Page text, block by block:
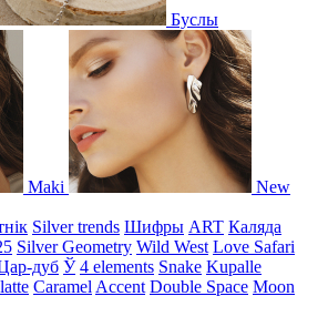
Буслы
Maki
New
Silver trends Шифры ART Каляда
Silver Geometry Wild West Love Safari
дуб Ў 4 elements Snake Kupalle
Caramel Accent Double Space Moon